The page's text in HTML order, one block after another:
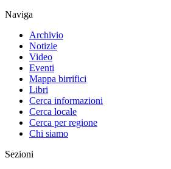
Naviga
Archivio
Notizie
Video
Eventi
Mappa birrifici
Libri
Cerca informazioni
Cerca locale
Cerca per regione
Chi siamo
Sezioni